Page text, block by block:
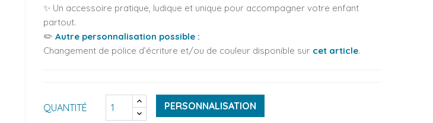
✨ Un accessoire pratique, ludique et unique pour accompagner votre enfant
partout.
✏️ Autre personnalisation possible :
Changement de police d’écriture et/ou de couleur disponible sur cet article.
QUANTITÉ PERSONNALISATION